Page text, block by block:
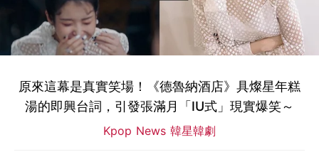
原來這幕是真實笑場！《德魯納酒店》具燦星年糕
湯的即興台詞，引發張滿月「IU式」現實爆笑～
Kpop News 韓星韓劇